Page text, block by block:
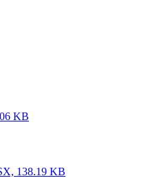
KB
138.19 KB